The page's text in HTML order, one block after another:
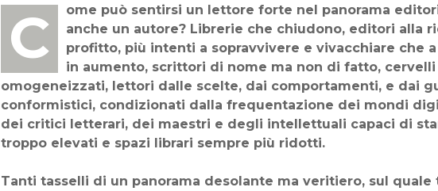
Come può sentirsi un lettore forte nel panorama editoriale italiano? E se poi fosse
anche un autore? Librerie che chiudono, editori alla
profitto, più intenti a sopravvivere e vivacchiare che
in aumento, scrittori di nome ma non di fatto,
omogeneizzati, lettori dalle scelte, dai comportamenti, e dai
conformistici, condizionati dalla frequentazione dei mondi
dei critici letterari, dei maestri e degli intellettuali capaci di
troppo elevati e spazi librari sempre più ridotti.
Tanti tasselli di un panorama desolante ma veritiero, sul